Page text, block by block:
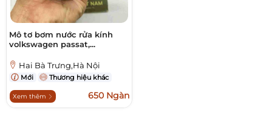
Mô tơ bơm nước rửa kính
volkswagen passat,...
Hai Bà Trưng,Hà Nội
Mới Thương hiệu khác
Xem thêm 650 Ngàn